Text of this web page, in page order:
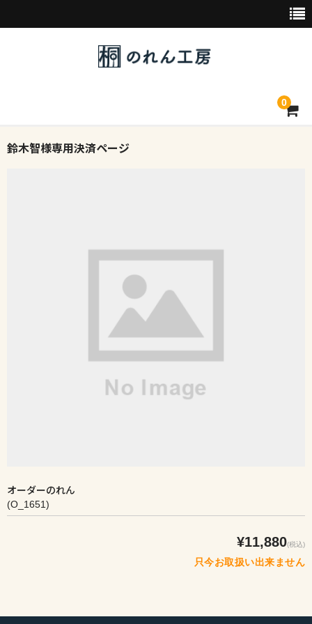
0
トップページ
鈴木智様専用決済ページ
オーダーのれん
(O_1651)
¥11,880(税込)
只今お取扱い出来ません